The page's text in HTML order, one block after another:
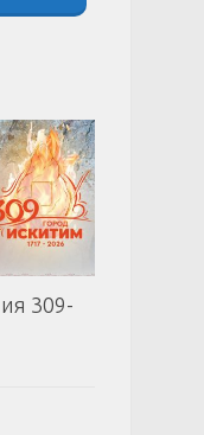
309-